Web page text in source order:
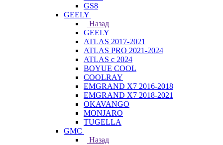
GS8
GEELY
Назад
GEELY
ATLAS 2017-2021
ATLAS PRO 2021-2024
ATLAS с 2024
BOYUE COOL
COOLRAY
EMGRAND X7 2016-2018
EMGRAND X7 2018-2021
OKAVANGO
MONJARO
TUGELLA
GMC
Назад